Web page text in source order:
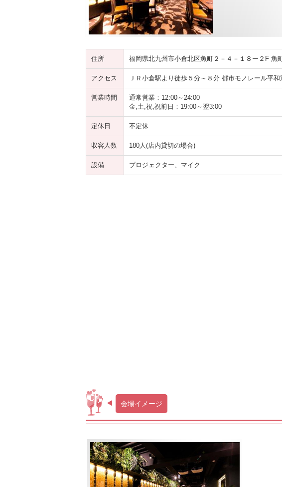
住所 福岡県北九州市小倉北区魚町２－４－１８ー２F 魚
アクセス ＪＲ小倉駅より徒歩５分～８分 都市モノレール平
営業時間
通常営業：12:00～24:00
金,土,祝,祝前日：19:00～翌3:00
定休日 不定休
収容人数 180人(店内貸切の場合)
設備 プロジェクター、マイク
会場イメージ